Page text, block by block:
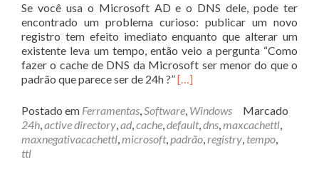
Se você usa o Microsoft AD e o DNS dele, pode ter
encontrado um problema curioso: publicar um novo
registro tem efeito imediato enquanto que alterar um
existente leva um tempo, então veio a pergunta “Como
fazer o cache de DNS da Microsoft ser menor do que o
padrão que parece ser de 24h ?”Leia
sobreCache
de
registros
[…]
Postado em Ferramentas,Software, Windows
Marcado
24h,active directory,ad,cache,default,dns,maxcachettl,
maxnegativacachettl,microsoft,padrão,registry, tempo,
ttl